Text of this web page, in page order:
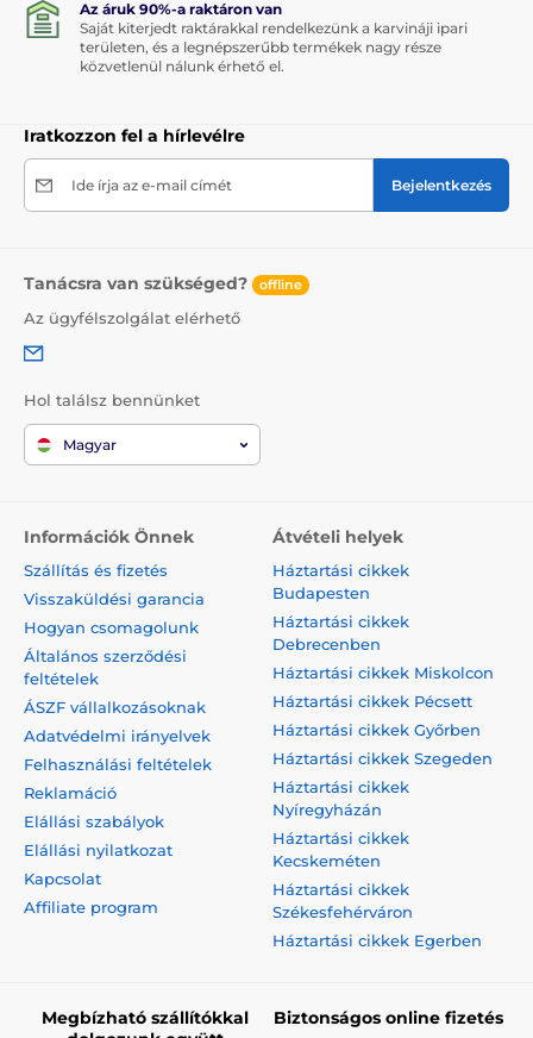
Az áruk 90%-a raktáron van
Saját kiterjedt raktárakkal rendelkezünk a karvináji ipari
területen, és a legnépszerűbb termékek nagy része
közvetlenül nálunk érhető el.
Iratkozzon fel a hírlevélre
Ide írja az e-mail címét Bejelentkezés
Tanácsra van szükséged? offline
Az ügyfélszolgálat elérhető
Hol találsz bennünket
Magyar
Információk Önnek
Szállítás és fizetés
Visszaküldési garancia
Hogyan csomagolunk
Általános szerződési
feltételek
ÁSZF vállalkozásoknak
Adatvédelmi irányelvek
Felhasználási feltételek
Reklamáció
Elállási szabályok
Elállási nyilatkozat
Kapcsolat
Affiliate program
Átvételi helyek
Háztartási cikkek
Budapesten
Háztartási cikkek
Debrecenben
Háztartási cikkek Miskolcon
Háztartási cikkek Pécsett
Háztartási cikkek Győrben
Háztartási cikkek Szegeden
Háztartási cikkek
Nyíregyházán
Háztartási cikkek
Kecskeméten
Háztartási cikkek
Székesfehérváron
Háztartási cikkek Egerben
Megbízható szállítókkal
Biztonságos online fizetés